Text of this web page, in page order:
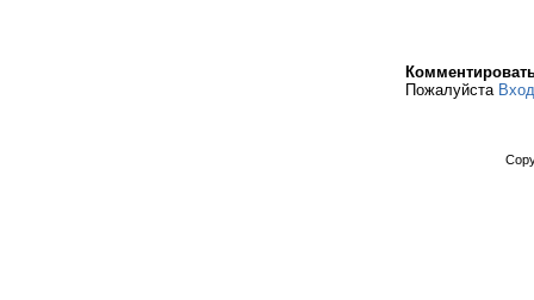
Пожалуйста Вход